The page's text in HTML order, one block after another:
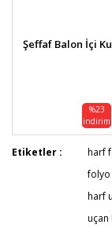
Şeffaf Balon İçi
%23
indirim
Etiketler : harf
harf
uçan